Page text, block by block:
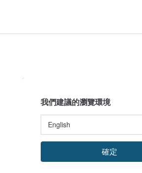
我們建議的瀏覽環境
確定